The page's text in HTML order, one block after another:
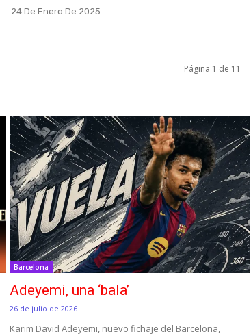
24 De Enero De 2025
Página 1 de 11
Barcelona
Adeyemi, una ‘bala’
26 de julio de 2026
Karim David Adeyemi, nuevo fichaje del Barcelona,